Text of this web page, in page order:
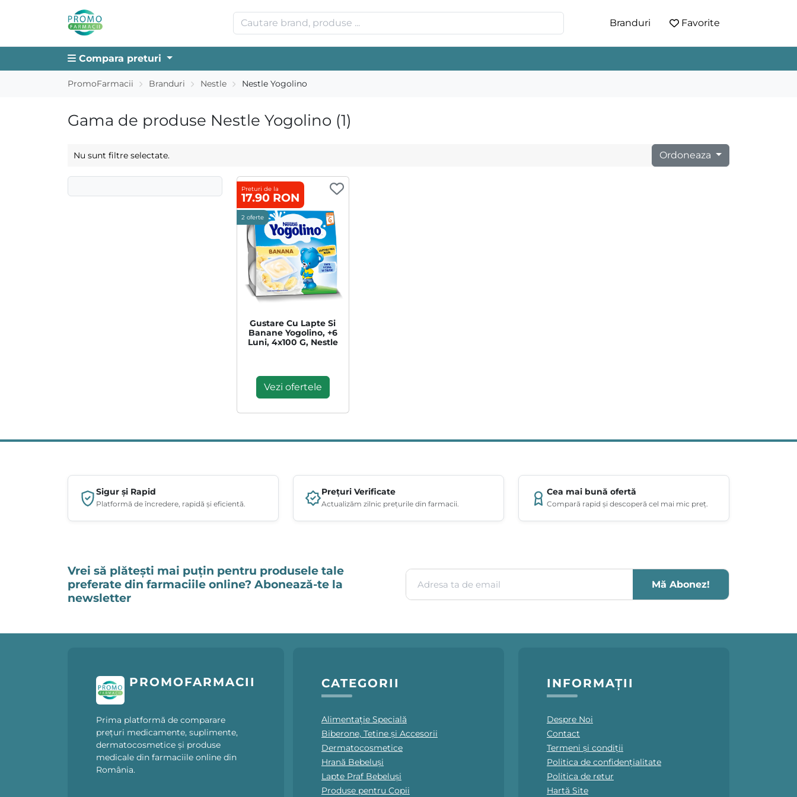
Branduri Favorite
Compara preturi
PromoFarmacii Branduri Nestle Nestle Yogolino
Gama de produse Nestle Yogolino (1)
Nu sunt filtre selectate. Ordoneaza
Gustare Cu Lapte Si
Banane Yogolino, +6
Luni, 4x100 G, Nestle
Preturi de la
17.90 RON
2 oferte
Vezi ofertele
Sigur și Rapid
Platformă de încredere, rapidă și eficientă.
Prețuri Verificate
Actualizăm zilnic prețurile din farmacii.
Cea mai bună ofertă
Compară rapid și descoperă cel mai mic preț.
Vrei să plătești mai puțin pentru produsele tale
preferate din farmaciile online? Abonează-te la
newsletter
Adresa ta de email
Mă Abonez!
PROMOFARMACII
Prima platformă de comparare
prețuri medicamente, suplimente,
dermatocosmetice și produse
medicale din farmaciile online din
România.
CATEGORII
Alimentație Specială
Biberone, Tetine și Accesorii
Dermatocosmetice
Hrană Bebeluși
Lapte Praf Bebeluși
Produse pentru Copii
INFORMAȚII
Despre Noi
Contact
Termeni și condiții
Politica de confidențialitate
Politica de retur
Hartă Site